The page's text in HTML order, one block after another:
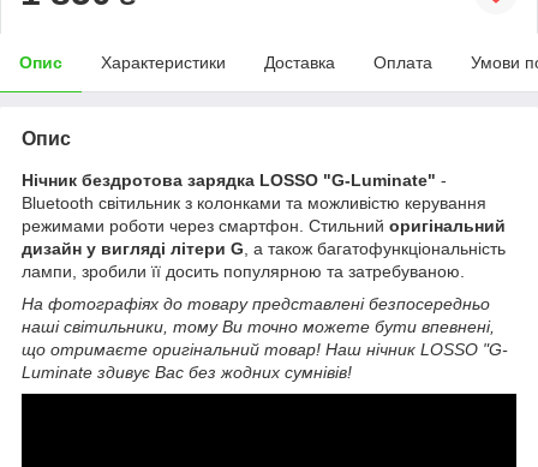
Опис Характеристики Доставка Оплата Умови
Опис
Нічник бездротова зарядка LOSSO "G-Luminate" -
Bluetooth світильник з колонками та можливістю керування
режимами роботи через смартфон. Стильний оригінальний
дизайн у вигляді літери G , а також багатофункціональність
лампи, зробили її досить популярною та затребуваною.
На фотографіях до товару представлені безпосередньо
наші світильники, тому Ви точно можете бути впевнені,
що отримаєте оригінальний товар! Наш нічник LOSSO "G-
Luminate здивує Вас без жодних сумнівів!